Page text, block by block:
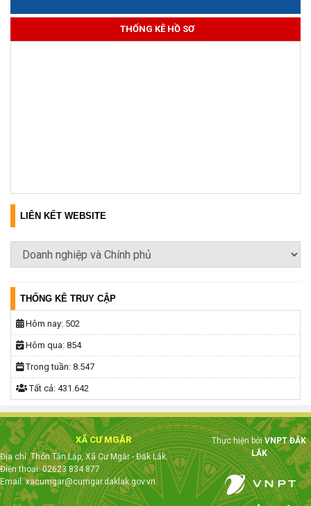
THỐNG KÊ HỒ SƠ
LIÊN KẾT WEBSITE
THỐNG KÊ TRUY CẬP
Hôm nay: 502
Hôm qua: 854
Trong tuần: 8.547
Tất cả: 431.642
XÃ CƯ MGĂR
Địa chỉ: Thôn Tân Lập, Xã Cư Mgăr - Đắk Lắk.
Điện thoại: 02623 834 877
Email: xacumgar@cumgar.daklak.gov.vn
Thực hiện bởiVNPT ĐẮK
LẮK